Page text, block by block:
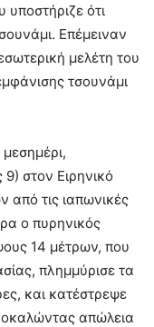
ότι
Επέμειναν
μελέτη του
τσουνάμι
στον Ειρηνικό
από τις ιαπωνικές
ο πυρηνικός
14 μέτρων, που
πλημμύρισε τα
και κατέστρεψε
απώλεια